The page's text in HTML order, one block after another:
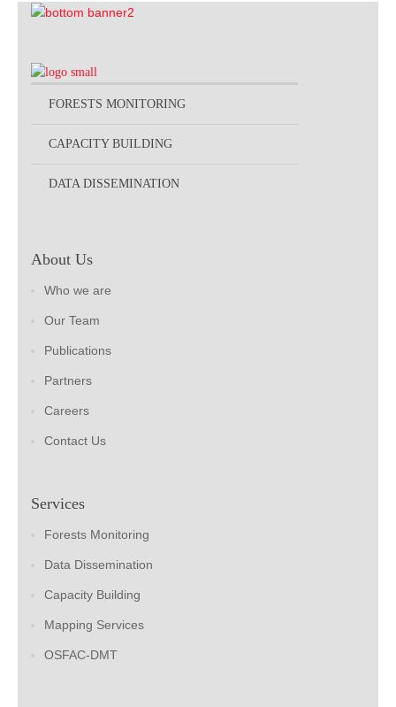
FORESTS MONITORING
CAPACITY BUILDING
DATA DISSEMINATION
About Us
Who we are
Our Team
Publications
Partners
Careers
Contact Us
Services
Forests Monitoring
Data Dissemination
Capacity Building
Mapping Services
OSFAC-DMT